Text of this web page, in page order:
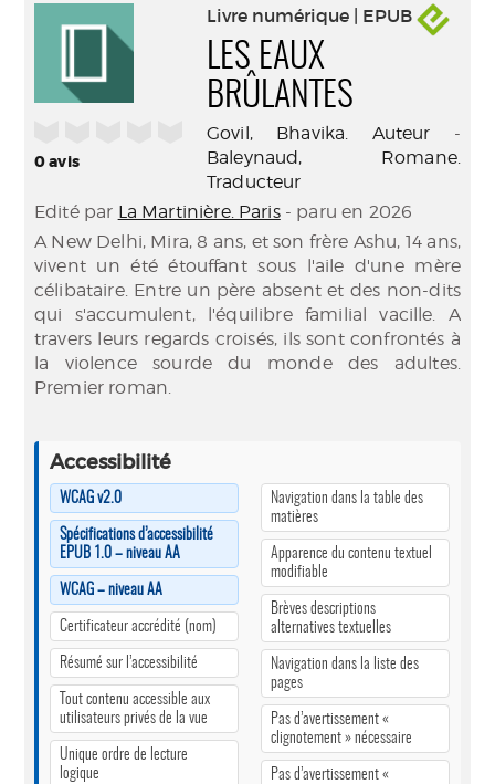
0avis
Livre numérique | EPUB
LES EAUX
BRÛLANTES
Govil, Bhavika. Auteur -
Baleynaud, Romane.
Traducteur
Edité par La Martinière. Paris- paru en 2026
A New Delhi, Mira, 8 ans, et son frère Ashu, 14 ans,
vivent un été étouffant sous l'aile d'une mère
célibataire. Entre un père absent et des non-dits
qui s'accumulent, l'équilibre familial vacille. A
travers leurs regards croisés, ils sont confrontés à
la violence sourde du monde des adultes.
Premier roman.
Accessibilité
WCAG v2.0
Spécifications d’accessibilité
EPUB 1.0 – niveau AA
WCAG – niveau AA
Certificateur accrédité (nom)
Résumé sur l’accessibilité
Tout contenu accessible aux
utilisateurs privés de la vue
Unique ordre de lecture
logique
Navigation dans la table des
matières
Apparence du contenu textuel
modifiable
Brèves descriptions
alternatives textuelles
Navigation dans la liste des
pages
Pas d’avertissement «
clignotement » nécessaire
Pas d’avertissement «